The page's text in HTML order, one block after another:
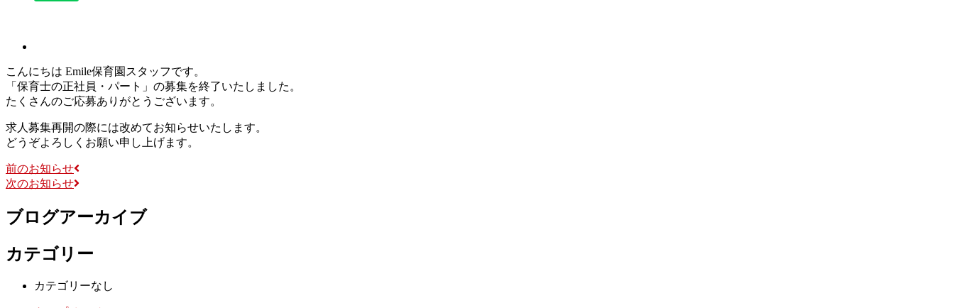
こんにちは Emile保育園スタッフです。
「保育士の正社員・パート」の募集を終了いたしました。
たくさんのご応募ありがとうございます。
求人募集再開の際には改めてお知らせいたします。
どうぞよろしくお願い申し上げます。
前のお知らせ
次のお知らせ
ブログアーカイブ
カテゴリー
カテゴリーなし